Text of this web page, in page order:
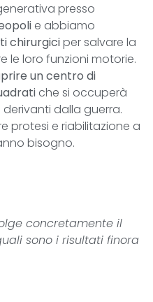
presso
e abbiamo
chirurgiciper salvare la
le loro funzioni motorie.
un centro di
che si occuperà
dalla guerra.
protesi e riabilitazione a
bisogno.
concretamente il
sono i risultati finora